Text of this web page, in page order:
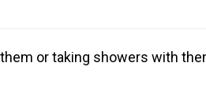
or taking showers with